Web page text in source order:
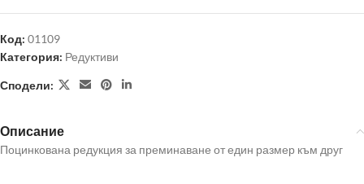
Код: 01109
Категория: Редуктиви
Сподели:
Описание
Поцинкована редукция за преминаване от един размер към друг